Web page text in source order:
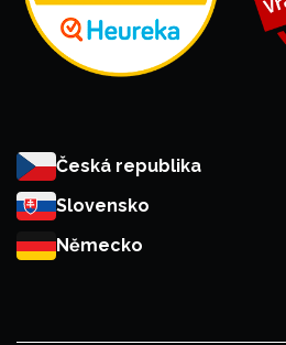
Česká republika
Slovensko
Německo